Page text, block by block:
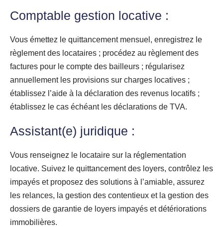
Comptable gestion locative :
Vous émettez le quittancement mensuel, enregistrez le
règlement des locataires ; procédez au règlement des
factures pour le compte des bailleurs ; régularisez
annuellement les provisions sur charges locatives ;
établissez l’aide à la déclaration des revenus locatifs ;
établissez le cas échéant les déclarations de TVA.
Assistant(e) juridique :
Vous renseignez le locataire sur la réglementation
locative. Suivez le quittancement des loyers, contrôlez les
impayés et proposez des solutions à l’amiable, assurez
les relances, la gestion des contentieux et la gestion des
dossiers de garantie de loyers impayés et détériorations
immobilières.